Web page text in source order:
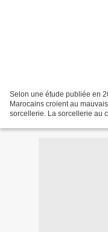
Selon une étude publiée en
Marocains croient au
sorcellerie. La sorcellerie au